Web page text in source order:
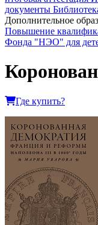
документы
Дополнительное
Повышение
Фонда "НЭО" для
Где купить?